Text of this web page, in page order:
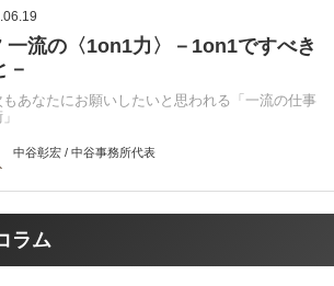
一流の〈1on1力〉－1on1ですべき
－
もあなたにお願いしたいと思われる「一流の仕事
中谷彰宏 / 中谷事務所代表
ラム